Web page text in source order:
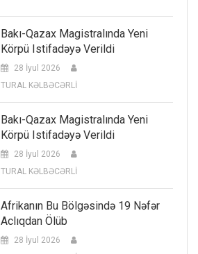
Bakı-Qazax Magistralında Yeni
Körpü Istifadəyə Verildi
28 İyul 2026
TURAL KƏLBƏCƏRLİ
Bakı-Qazax Magistralında Yeni
Körpü Istifadəyə Verildi
28 İyul 2026
TURAL KƏLBƏCƏRLİ
Afrikanın Bu Bölgəsində 19 Nəfər
Aclıqdan Ölüb
28 İyul 2026